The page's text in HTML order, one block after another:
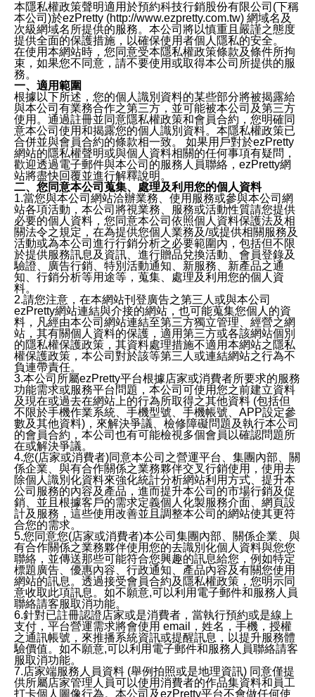
本隱私權政策聲明適用於預約科技行銷股份有限公司(下稱
本公司)於ezPretty (http://www.ezpretty.com.tw) 網域名及
次級網域名所提供的服務。本公司將以慎重且嚴謹之態度
提供全面的保護措施，以確保使用者個人隱私的安全。
在使用本網站時，您同意受本隱私權政策條款及條件所拘
束，如果您不同意，請不要使用或取得本公司所提供的服
務。
一、適用範圍
根據以下所述，您的個人識別資料的某些部分將被揭露給
與本公司有業務合作之第三方，並可能被本公司及第三方
使用。通過註冊並同意隱私權政策和會員合約，您明確同
意本公司使用和揭露您的個人識別資料。本隱私權政策已
合併並與會員合約的條款相一致。 如果用戶對於ezPretty
網站的隱私權聲明或與個人資料相關的任何事項有疑問，
歡迎透過電子郵件與本公司的服務人員聯絡，ezPretty網
站將盡快回覆並進行解釋說明。
二、您同意本公司蒐集、處理及利用您的個人資料
1.當您與本公司網站洽辦業務、使用服務或參與本公司網
站各項活動，本公司將視業務、服務或活動性質請您提供
必要的個人資料，您同意本公司依照個人資料保護法及相
關法令之規定，在為提供您個人業務及/或提供相關服務及
活動或為本公司進行行銷分析之必要範圍內，包括但不限
於提供服務訊息及資訊、進行贈品兌換活動、會員登錄及
驗證、廣告行銷、特別活動通知、新服務、新產品之通
知、行銷分析等用途等，蒐集、處理及利用您的個人資
料。
2.請您注意，在本網站刊登廣告之第三人或與本公司
ezPretty網站連結與介接的網站，也可能蒐集您個人的資
料，凡經由本公司網站連結至第三方獨立管理、經營之網
站，其有關個人資料的保護，適用第三方或各該網站個別
的隱私權保護政策，其資料處理措施不適用本網站之隱私
權保護政策，本公司對於該等第三人或連結網站之行為不
負連帶責任。
3.本公司所屬ezPretty平台根據店家或消費者所要求的服務
功能需求或服務平台問題，本公司可使用您之前建立資料
及現在或過去在網站上的行為所取得之其他資料 (包括但
不限於手機作業系統、手機型號、手機帳號、APP設定參
數及其他資料)，來解決爭議、檢修障礙問題及執行本公司
的會員合約，本公司也有可能檢視多個會員以確認問題所
在或解決爭議。
4.您(店家或消費者)同意本公司之營運平台、集團內部、關
係企業、與有合作關係之業務夥伴交叉行銷使用，使用去
除個人識別化資料來強化統計分析網站利用方式、提升本
公司服務的內容及產品，進而提升本公司的市場行銷及促
銷、並且根據客戶的需求定義個人化製服務介面、網頁設
計及服務，這些使用改善並且調整本公司的網站使其更符
合您的需求。
5.您同意您(店家或消費者)本公司集團內部、關係企業、與
有合作關係之業務夥伴使用您的去識別化個人資料與您您
聯絡，並傳送那些可能符合您興趣的訊息給您，例如特定
標題廣告、優惠內容、行政通知、產品內容及有關您使用
網站的訊息。透過接受會員合約及隱私權政策，您明示同
意收取此項訊息。如不願意,可以利用電子郵件和服務人員
聯絡請客服取消功能。
6.針對已註冊認證店家或是消費者，當執行預約或是線上
支付，平台營運需求將會使用 email，姓名，手機，授權
之通訊帳號，來推播系統資訊或提醒訊息，以提升服務體
驗價值。如不願意,可以利用電子郵件和服務人員聯絡請客
服取消功能。
7.店家端服務人員資料 (舉例拍照或是地理資訊) 同意僅提
供所屬店家管理人員可以使用消費者的作品集資料和員工
打卡個人圖像行為。本公司及ezPretty平台不會做任何使